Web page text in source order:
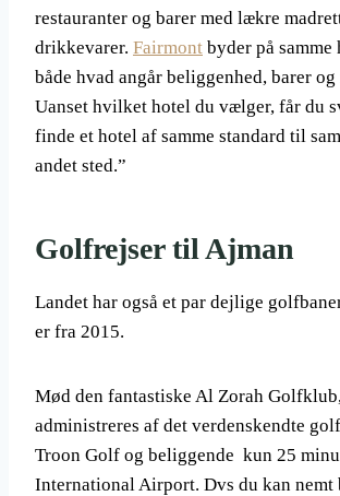
restauranter og barer med lækre
drikkevarer. Fairmont byder på samme
både hvad angår beliggenhed, barer og
Uanset hvilket hotel du vælger, får du
finde et hotel af samme standard til
andet sted.”
Golfrejser til Ajman
Landet har også et par dejlige
er fra 2015.
Mød den fantastiske Al Zorah
administreres af det verdenskendte
Troon Golf og beliggende kun 25
International Airport. Dvs du kan nemt